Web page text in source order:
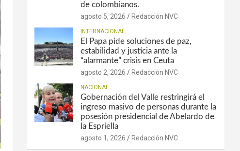
de colombianos.
agosto 5, 2026 Redacción NVC
INTERNACIONAL
El Papa pide soluciones de paz,
estabilidad y justicia ante la
“alarmante” crisis en Ceuta
agosto 2, 2026 Redacción NVC
NACIONAL
Gobernación del Valle restringirá el
ingreso masivo de personas durante la
posesión presidencial de Abelardo de
la Espriella
agosto 1, 2026 Redacción NVC